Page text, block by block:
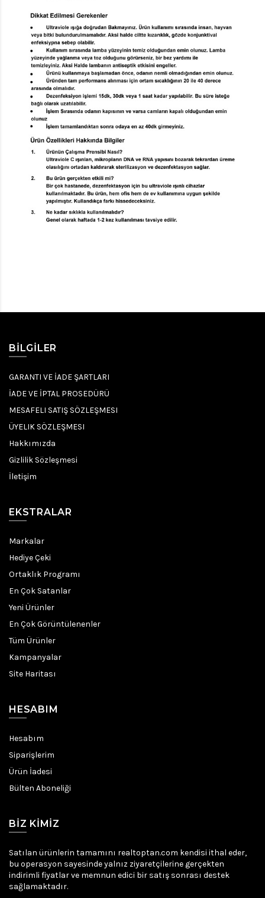
BILGILER
GARANTI VE İADE ŞARTLARI
İADE VE İPTAL PROSEDÜRÜ
MESAFELI SATIŞ SÖZLEŞMESI
ÜYELIK SÖZLEŞMESI
Hakkımızda
Gizlilik Sözleşmesi
İletişim
EKSTRALAR
Markalar
Hediye Çeki
Ortaklık Programı
En Çok Satanlar
Yeni Ürünler
En Çok Görüntülenenler
Tüm Ürünler
Kampanyalar
Site Haritası
HESABIM
Hesabım
Siparişlerim
Ürün İadesi
Bülten Aboneliği
BIZ KIMIZ
Satılan ürünlerin tamamını realtoptan.com kendisi ithal eder,
bu operasyon sayesinde yalnız ziyaretçilerine gerçekten
indirimli fiyatlar ve memnun edici bir satış sonrası destek
sağlamaktadır.